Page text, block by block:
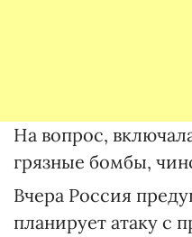
На вопрос,
грязные бомбы,
Вчера Россия
планирует атаку с